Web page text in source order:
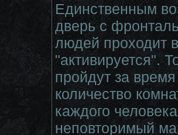
Единственным
дверь с
людей проходит
"активируется".
пройдут за
количество
каждого
неповторимый